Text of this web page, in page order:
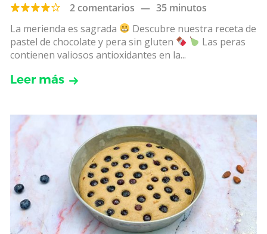
2 comentarios — 35 minutos
La merienda es sagrada
Descubre nuestra receta de
pastel de chocolate y pera sin gluten
Las peras
contienen valiosos antioxidantes en la...
Leer más